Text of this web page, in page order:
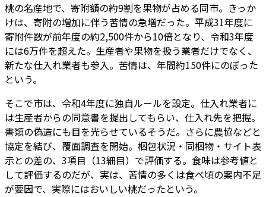
桃の名産地で、寄附額の約9割を果物が占める同市。きっか
けは、寄附の増加に伴う苦情の急増だった。平成31年度に
寄附件数が前年度の約2,500件から10倍となり、令和3年度
には6万件を超えた。生産者や果物を扱う業者だけでなく、
新たな仕入れ業者も参入。苦情は、年間約150件にのぼった
という。
そこで市は、令和4年度に独自ルールを設定。仕入れ業者に
は生産者からの同意書を提出してもらい、仕入れ先を把握。
書類の偽造にも目を光らせているそうだ。さらに農協などと
協定を結び、覆面調査を開始。梱包状況・同梱物・サイト表
示との差の、3項目（13細目）で評価する。食味は参考値と
して評価するのだが、実は、苦情の多くは食べ頃の案内不足
が要因で、実際にはおいしい桃だったという。